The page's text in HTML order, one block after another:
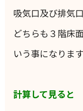
吸気口及び排気
どちらも３階床
いう事になります
計算して見ると